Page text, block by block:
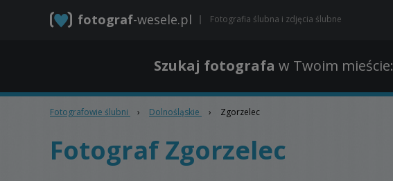
fotograf-wesele.pl Fotografia ślubna i zdjęcia ślubne
Szukaj fotografa w Twoim mieście:
Fotografowie ślubni › Dolnośląskie › Zgorzelec
Fotograf Zgorzelec